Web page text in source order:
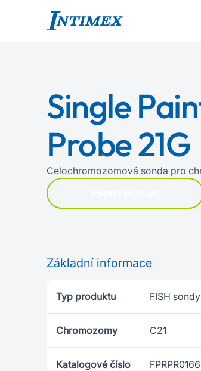
Single
Probe 21G
Celochromozomová sonda pro
Základní informace
Typ produktu FISH sondy
Chromozomy C21
Katalogové číslo